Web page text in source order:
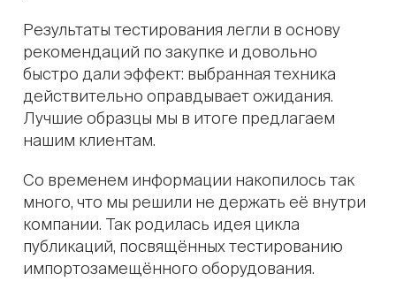
Результаты тестирования легли в основу
рекомендаций по закупке и довольно
быстро дали эффект: выбранная техника
действительно оправдывает ожидания.
Лучшие образцы мы в итоге предлагаем
нашим клиентам.
Со временем информации накопилось так
много, что мы решили не держать её внутри
компании. Так родилась идея цикла
публикаций, посвящённых тестированию
импортозамещённого оборудования.